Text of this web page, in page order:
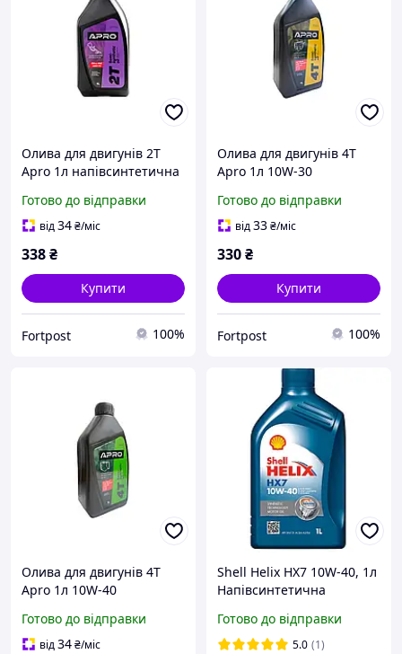
Олива для двигунів 2T
Apro 1л напівсинтетична
Готово до відправки
від34₴/міс
338₴
Купити
Fortpost 100%
Олива для двигунів 4T
Apro 1л 10W-30
Готово до відправки
від33₴/міс
330₴
Купити
Fortpost 100%
Олива для двигунів 4T
Apro 1л 10W-40
Готово до відправки
від34₴/міс
Shell Helix HX7 10W-40, 1л
Напівсинтетична
бензинових і дизельних
двигунів (2000 2025)
Готово до відправки
5.0 (1)